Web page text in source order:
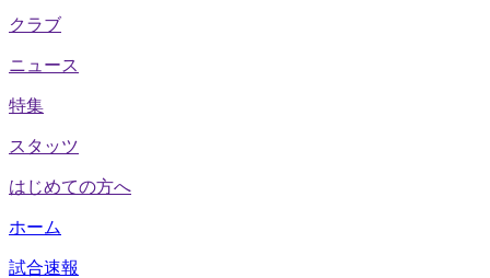
クラブ
ニュース
特集
スタッツ
はじめての方へ
ホーム
試合速報